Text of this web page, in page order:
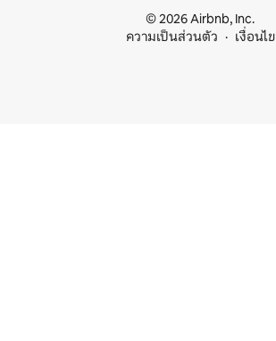
© 2026 Airbnb, Inc.
ความเป็นส่วนตัว
เงื่อนไข